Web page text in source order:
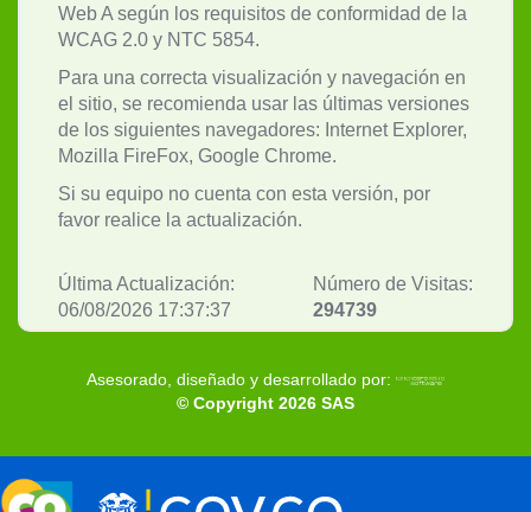
Web A según los requisitos de conformidad de la
WCAG 2.0 y NTC 5854.
Para una correcta visualización y navegación en
el sitio, se recomienda usar las últimas versiones
de los siguientes navegadores: Internet Explorer,
Mozilla FireFox, Google Chrome.
Si su equipo no cuenta con esta versión, por
favor realice la actualización.
Última Actualización:
06/08/2026 17:37:37
Número de Visitas:
294739
Asesorado, diseñado y desarrollado por:
© Copyright 2026 SAS